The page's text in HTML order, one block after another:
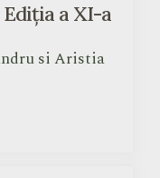
a XI-a
si Aristia